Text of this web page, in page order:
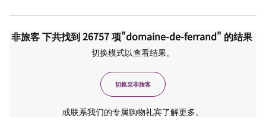
非旅客下共找到26757项"domaine-de-ferrand" 的结果
切换模式以查看结果。
切换至非旅客
或联系我们的专属购物礼宾了解更多。